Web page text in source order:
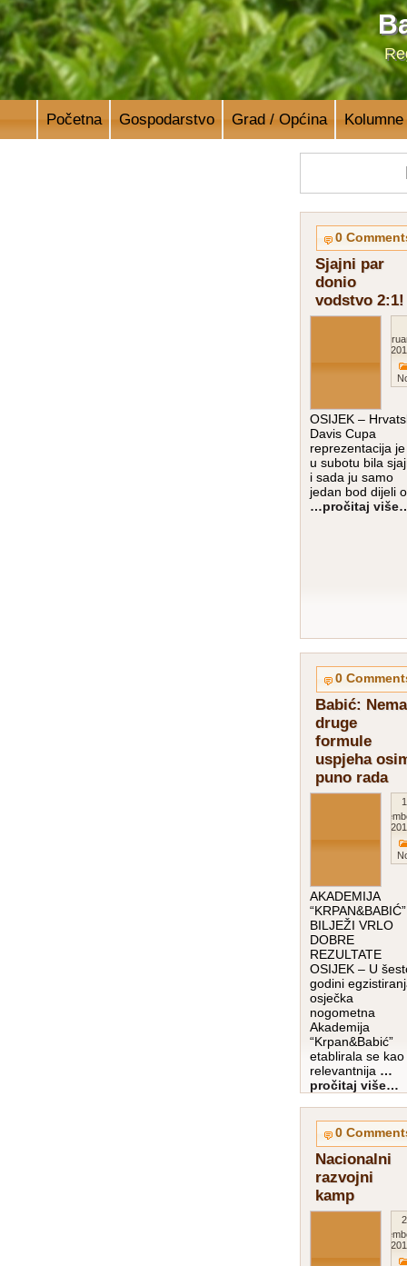
Početna Gospodarstvo Grad / Općina Kolumne
0
Sjajni par
donio
vodstvo 2:1!
OSIJEK –
Davis Cupa
reprezentacija
u subotu bila
i sada ju samo
jedan bod dijeli
…pročitaj
0
Babić: Nema
druge
formule
uspjeha
puno rada
AKADEMIJA
“KRPAN&BABIĆ”
BILJEŽI VRLO
DOBRE
REZULTATE
OSIJEK – U
godini
osječka
nogometna
Akademija
“Krpan&Babić”
etablirala se kao
relevantnija …
pročitaj više…
0
Nacionalni
razvojni
kamp